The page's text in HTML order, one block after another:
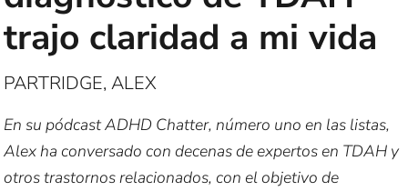
trajo claridad a mi vida
PARTRIDGE, ALEX
En su pódcast ADHD Chatter, número uno en las listas,
Alex ha conversado con decenas de expertos en TDAH y
otros trastornos relacionados, con el objetivo de